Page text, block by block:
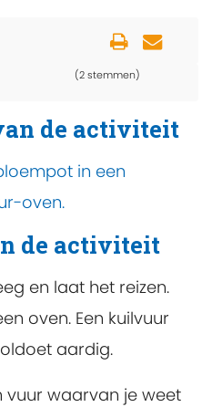
(2 stemmen)
de activiteit
in een
oven.
de activiteit
en laat het reizen.
oven. Een kuilvuur
aardig.
vuur waarvan je weet